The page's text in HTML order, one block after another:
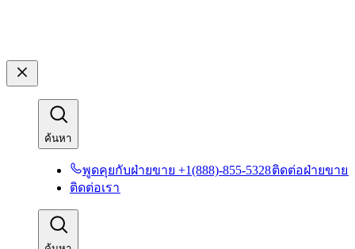
ค้นหา​​
พูดคุยกับฝ่ายขาย +1(888)-855-5328​​ติดต่อฝ่ายขาย​​
ติดต่อเรา​​